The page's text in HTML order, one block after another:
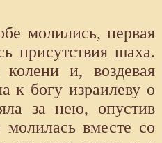
молились, первая
присутствия шаха.
и, воздевая
к богу израилеву о
за нею, опустив
вместе со